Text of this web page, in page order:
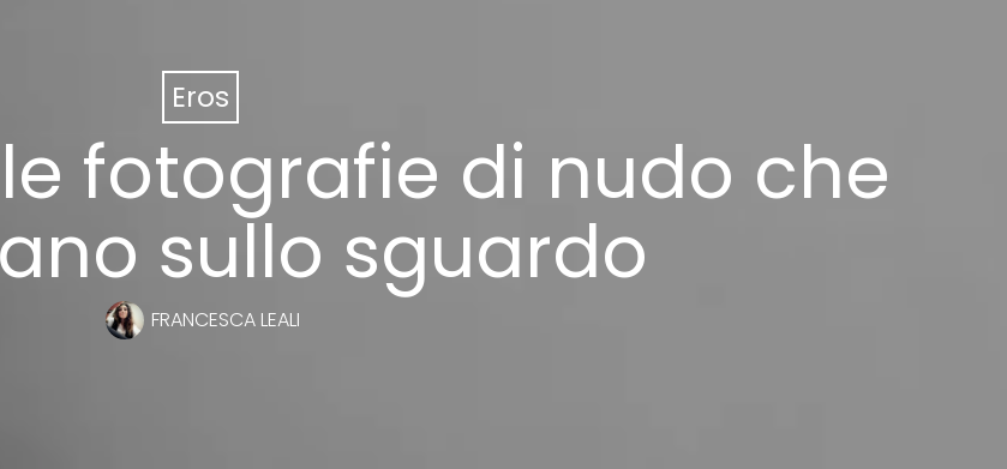
Eros
fotografie di nudo che
sullo sguardo
FRANCESCA LEALI